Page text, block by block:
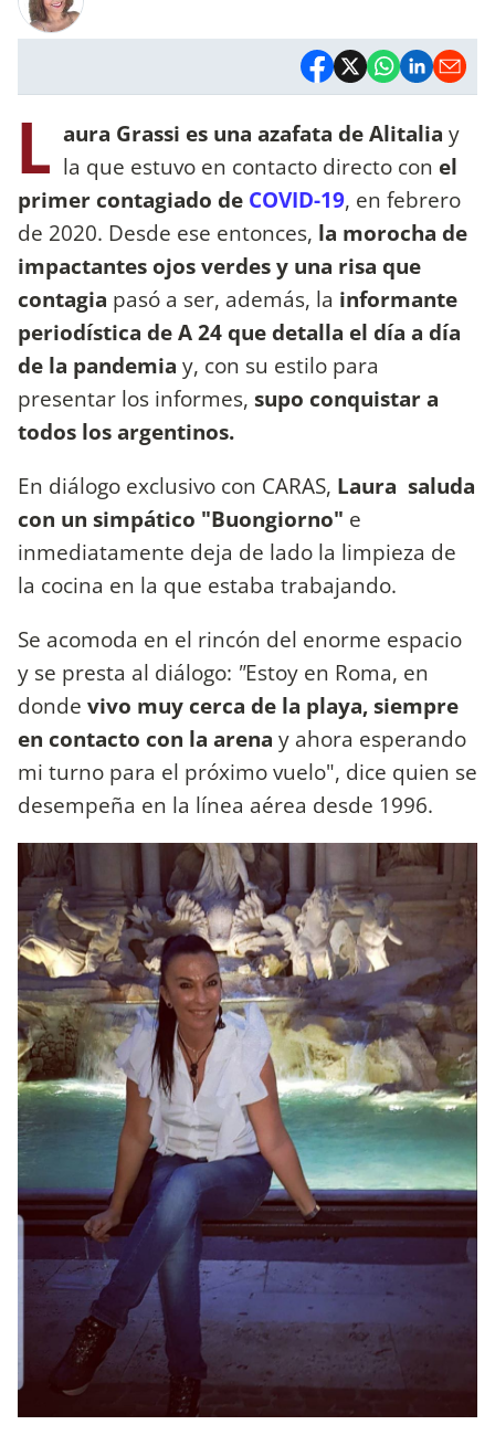
L aura Grassi es una azafata de Alitalia y
la que estuvo en contacto directo con el
primer contagiado de COVID-19, en febrero
de 2020. Desde ese entonces, la morocha de
impactantes ojos verdes y una risa que
contagia pasó a ser, además, la informante
periodística de A 24 que detalla el día a día
de la pandemia y, con su estilo para
presentar los informes, supo conquistar a
todos los argentinos.
En diálogo exclusivo con CARAS, Laura saluda
con un simpático "Buongiorno" e
inmediatamente deja de lado la limpieza de
la cocina en la que estaba trabajando.
Se acomoda en el rincón del enorme espacio
y se presta al diálogo: "Estoy en Roma, en
donde vivo muy cerca de la playa, siempre
en contacto con la arena y ahora esperando
mi turno para el próximo vuelo", dice quien se
desempeña en la línea aérea desde 1996.